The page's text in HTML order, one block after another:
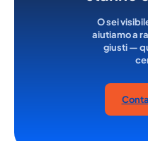
O sei
aiutiamo a
giusti —